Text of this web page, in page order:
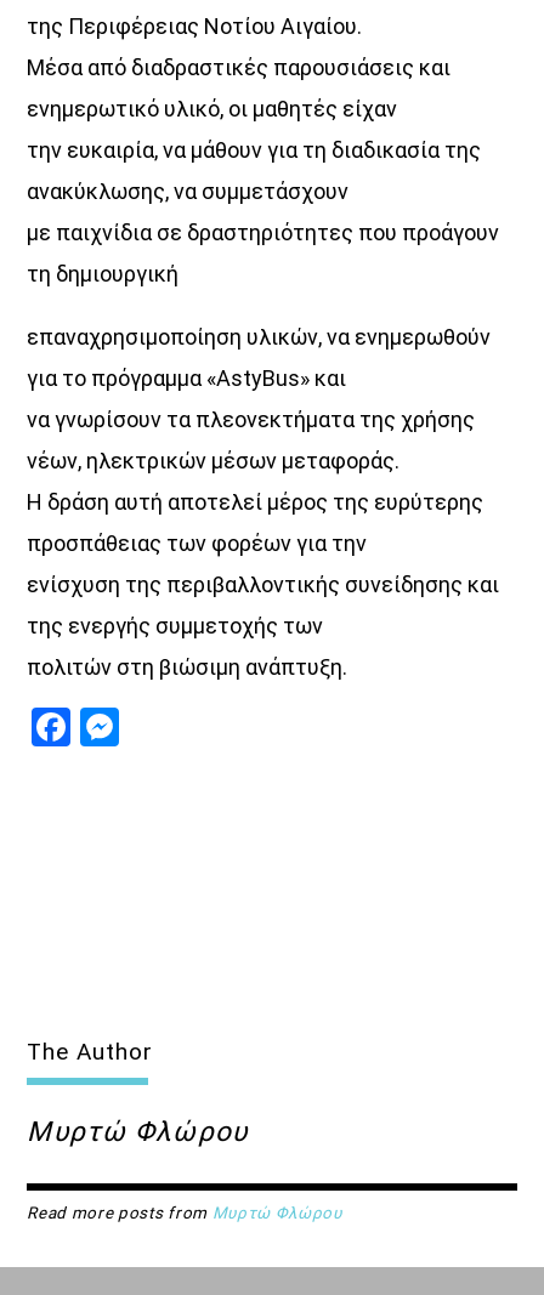
της Περιφέρειας Νοτίου Αιγαίου.
Μέσα από διαδραστικές παρουσιάσεις και
ενημερωτικό υλικό, οι μαθητές είχαν
την ευκαιρία, να μάθουν για τη διαδικασία της
ανακύκλωσης, να συμμετάσχουν
με παιχνίδια σε δραστηριότητες που προάγουν
τη δημιουργική
επαναχρησιμοποίηση υλικών, να ενημερωθούν
για το πρόγραμμα «AstyBus» και
να γνωρίσουν τα πλεονεκτήματα της χρήσης
νέων, ηλεκτρικών μέσων μεταφοράς.
Η δράση αυτή αποτελεί μέρος της ευρύτερης
προσπάθειας των φορέων για την
ενίσχυση της περιβαλλοντικής συνείδησης και
της ενεργής συμμετοχής των
πολιτών στη βιώσιμη ανάπτυξη.
Facebook
The Author
Μυρτώ Φλώρου
Read more posts from Μυρτώ Φλώρου